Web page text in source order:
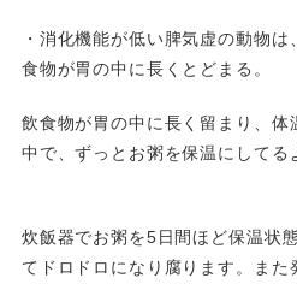
・消化機能が低い脾気虚の動物
食物が胃の中に長くとどまる。
飲食物が胃の中に長く留まり、体
中で、ずっとお粥を保温にしてる
炊飯器でお粥を5日間ほど保温状
てドロドロになり腐ります。また